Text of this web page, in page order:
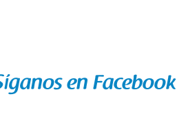
en Facebook